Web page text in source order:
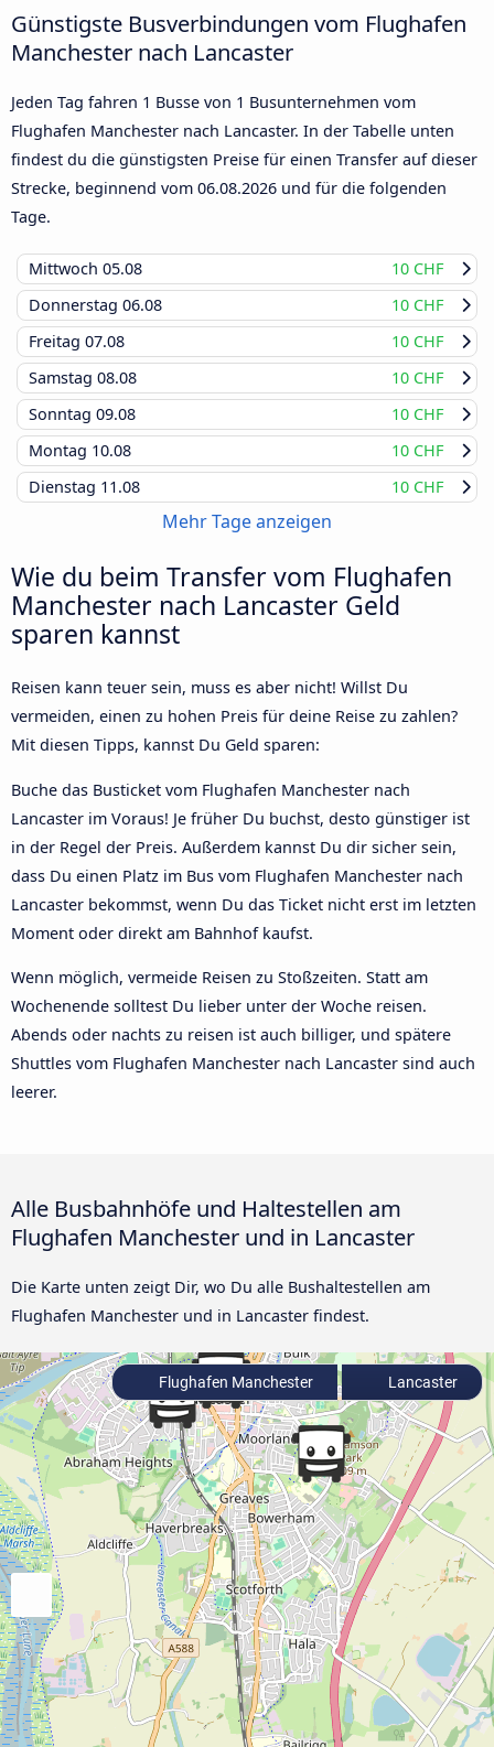
Günstigste Busverbindungen vom Flughafen
Manchester nach Lancaster
Jeden Tag fahren 1 Busse von 1 Busunternehmen vom
Flughafen Manchester nach Lancaster. In der Tabelle unten
findest du die günstigsten Preise für einen Transfer auf dieser
Strecke, beginnend vom 06.08.2026 und für die folgenden
Tage.
Mittwoch 05.08
10 CHF
Donnerstag 06.08
10 CHF
Freitag 07.08
10 CHF
Samstag 08.08
10 CHF
Sonntag 09.08
10 CHF
Montag 10.08
10 CHF
Dienstag 11.08 10 CHF
Mehr Tage anzeigen
Wie du beim Transfer vom Flughafen
Manchester nach Lancaster Geld
sparen kannst
Reisen kann teuer sein, muss es aber nicht! Willst Du
vermeiden, einen zu hohen Preis für deine Reise zu zahlen?
Mit diesen Tipps, kannst Du Geld sparen:
Buche das Busticket vom Flughafen Manchester nach
Lancaster im Voraus! Je früher Du buchst, desto günstiger ist
in der Regel der Preis. Außerdem kannst Du dir sicher sein,
dass Du einen Platz im Bus vom Flughafen Manchester nach
Lancaster bekommst, wenn Du das Ticket nicht erst im letzten
Moment oder direkt am Bahnhof kaufst.
Wenn möglich, vermeide Reisen zu Stoßzeiten. Statt am
Wochenende solltest Du lieber unter der Woche reisen.
Abends oder nachts zu reisen ist auch billiger, und spätere
Shuttles vom Flughafen Manchester nach Lancaster sind auch
leerer.
Alle Busbahnhöfe und Haltestellen am
Flughafen Manchester und in Lancaster
Die Karte unten zeigt Dir, wo Du alle Bushaltestellen am
Flughafen Manchester und in Lancaster findest.
Flughafen Manchester Lancaster